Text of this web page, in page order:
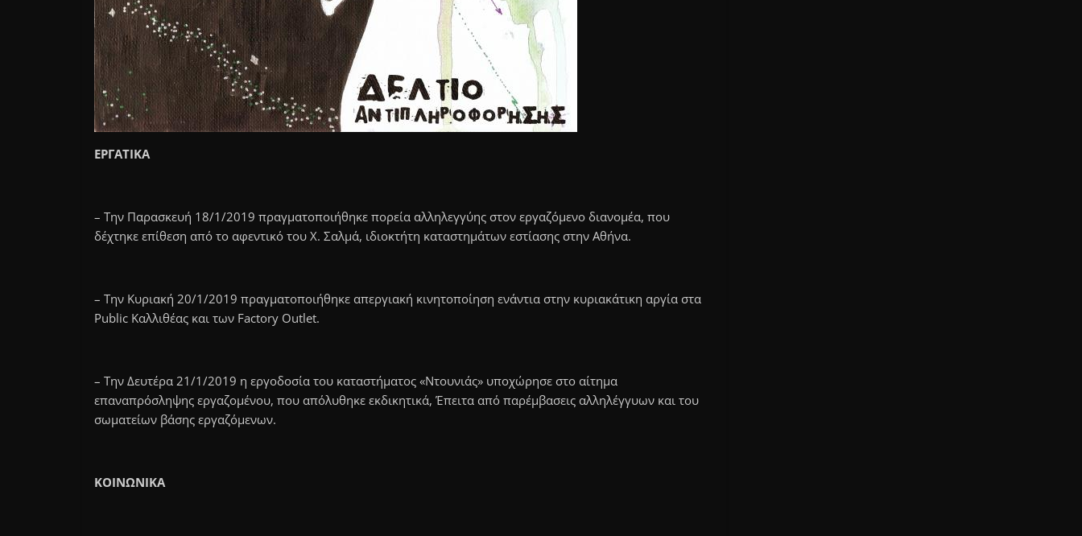
ΕΡΓΑΤΙΚΑ
– Την Παρασκευή 18/1/2019 πραγματοποιήθηκε πορεία αλληλεγγύης στον εργαζόμενο διανομέα, που
δέχτηκε επίθεση από το αφεντικό του Χ. Σαλμά, ιδιοκτήτη καταστημάτων εστίασης στην Αθήνα.
– Την Κυριακή 20/1/2019 πραγματοποιήθηκε απεργιακή κινητοποίηση ενάντια στην κυριακάτικη αργία στα
Public Καλλιθέας και των Factory Outlet.
– Την Δευτέρα 21/1/2019 η εργοδοσία του καταστήματος «Ντουνιάς» υποχώρησε στο αίτημα
επαναπρόσληψης εργαζομένου, που απόλυθηκε εκδικητικά, Έπειτα από παρέμβασεις αλληλέγγυων και του
σωματείων βάσης εργαζόμενων.
ΚΟΙΝΩΝΙΚΑ